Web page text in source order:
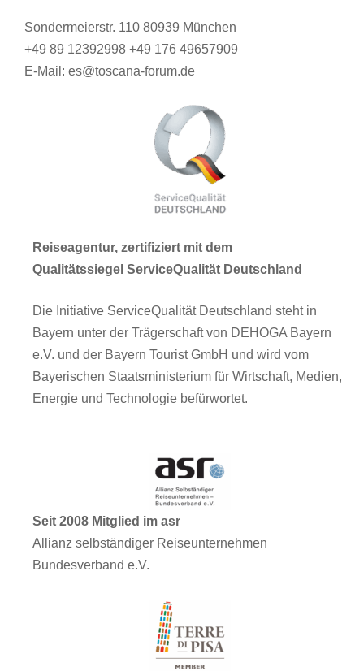
Sondermeierstr. 110 80939 München
+49 89 12392998 +49 176 49657909
E-Mail: es@toscana-forum.de
Reiseagentur, zertifiziert mit dem
Qualitätssiegel ServiceQualität Deutschland
Die Initiative ServiceQualität Deutschland steht in
Bayern unter der Trägerschaft von DEHOGA Bayern
e.V. und der Bayern Tourist GmbH und wird vom
Bayerischen Staatsministerium für Wirtschaft, Medien,
Energie und Technologie befürwortet.
Seit 2008 Mitglied im asr
Allianz selbständiger Reiseunternehmen
Bundesverband e.V.